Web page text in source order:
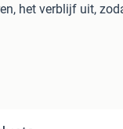
het verblijf uit,